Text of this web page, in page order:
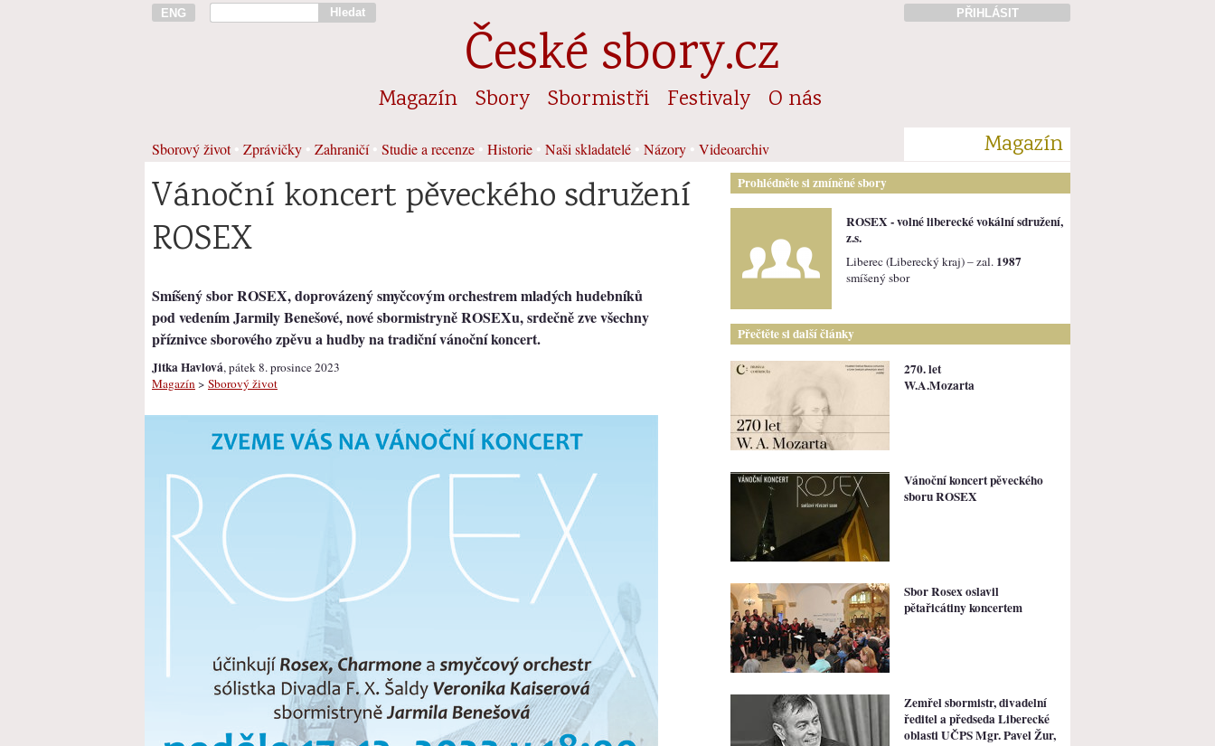
ENG Hledat PŘIHLÁSIT
České sbory.cz
Magazín Sbory Sbormistři Festivaly O nás
Sborový život• Zprávičky Zahraničí• Studie a recenze Historie Naši skladatelé Názory Videoarchiv Magazín
Vánoční koncert pěveckého sdružení
ROSEX
Smíšený sbor ROSEX, doprovázený smyčcovým orchestrem mladých hudebníků
pod vedením Jarmily Benešové, nové sbormistryně ROSEXu, srdečně zve všechny
příznivce sborového zpěvu a hudby na tradiční vánoční koncert.
Jitka Havlová, pátek 8. prosince 2023
Magazín > Sborový život
Prohlédněte si zmíněné sbory
ROSEX - volné liberecké vokální sdružení,
z.s.
Liberec (Liberecký kraj) – zal. 1987
smíšený sbor
Přečtěte si další články
270. let
W.A.Mozarta
Vánoční koncert pěveckého
sboru ROSEX
Sbor Rosex oslavil
pětařicátiny koncertem
Zemřel sbormistr, divadelní
ředitel a předseda Liberecké
oblasti UČPS Mgr. Pavel Žur,